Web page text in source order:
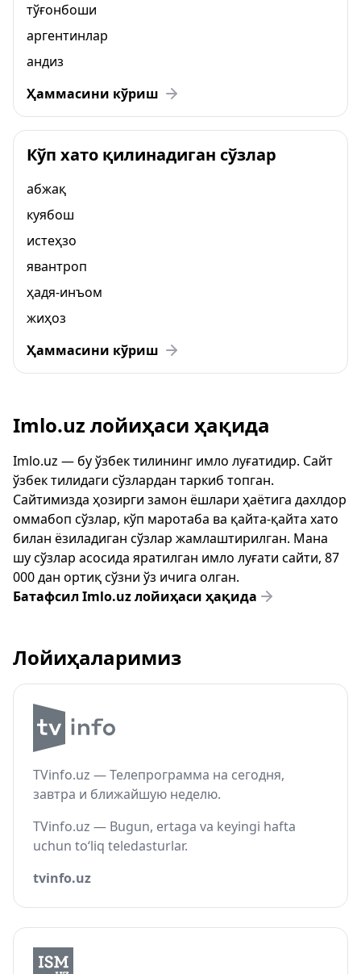
тўғонбоши
аргентинлар
андиз
Ҳаммасини кўриш
Кўп хато қилинадиган сўзлар
абжақ
куябош
истеҳзо
явантроп
ҳадя-инъом
жиҳоз
Ҳаммасини кўриш
Imlo.uz лойиҳаси ҳақида
Imlo.uz — бу ўзбек тилининг имло луғатидир. Сайт
ўзбек тилидаги сўзлардан таркиб топган.
Сайтимизда ҳозирги замон ёшлари ҳаётига дахлдор
оммабоп сўзлар, кўп маротаба ва қайта-қайта хато
билан ёзиладиган сўзлар жамлаштирилган. Мана
шу сўзлар асосида яратилган имло луғати сайти, 87
000 дан ортиқ сўзни ўз ичига олган.
Батафсил Imlo.uz лойиҳаси ҳақида
Лойиҳаларимиз
TVinfo.uz — Телепрограмма на сегодня,
завтра и ближайшую неделю.
TVinfo.uz — Bugun, ertaga va keyingi hafta
uchun to‘liq teledasturlar.
tvinfo.uz